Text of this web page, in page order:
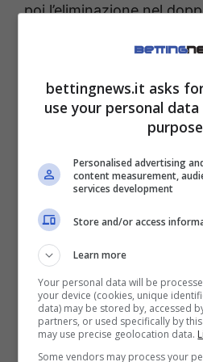
poi l’eliminazione nel
In quella gara Serhou
segno una tripletta,
League 2024-25 come
merito con Raphinha, con
per il club. L’attaccante
in ognuna delle ultime sei
disputate. In questo post
vincente se il calciatore o
becca un cartellino o
falli.
bettingnews.it asks
use your personal
Personalised advertising
content measurement,
services development
Store and/or access
Learn more
Your personal data will be
your device (cookies, unique
data) may be stored by, accessed
partners, or used specifically by
may use precise geolocation data.
Some vendors may process your